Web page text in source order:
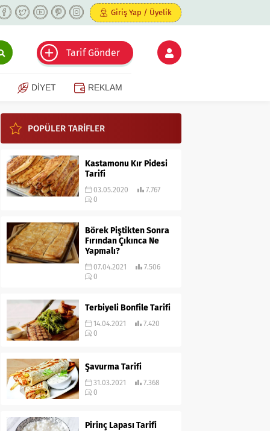
Giriş Yap / Üyelik
Tarif Gönder
DİYET REKLAM
POPÜLER TARİFLER
Kastamonu Kır Pidesi
Tarifi
03.05.2020
7.767
0
Börek Piştikten Sonra
Fırından Çıkınca Ne
Yapmalı?
07.04.2021
7.506
0
Terbiyeli Bonfile Tarifi
14.04.2021
7.420
0
Şavurma Tarifi
31.03.2021
7.368
0
Pirinç Lapası Tarifi